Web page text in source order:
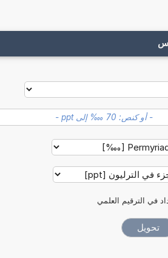
في الترقيم العلمي